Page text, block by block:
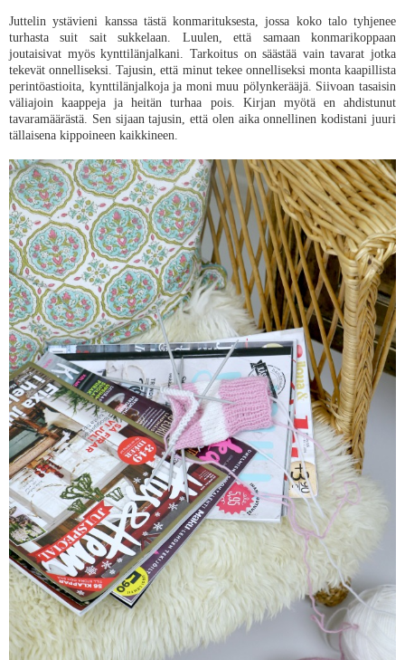
Juttelin ystävieni kanssa tästä konmarituksesta, jossa koko talo tyhjenee
turhasta suit sait sukkelaan. Luulen, että samaan konmarikoppaan
joutaisivat myös kynttilänjalkani. Tarkoitus on säästää vain tavarat jotka
tekevät onnelliseksi. Tajusin, että minut tekee onnelliseksi monta kaapillista
perintöastioita, kynttilänjalkoja ja moni muu pölynkerääjä. Siivoan tasaisin
väliajoin kaappeja ja heitän turhaa pois. Kirjan myötä en ahdistunut
tavaramäärästä. Sen sijaan tajusin, että olen aika onnellinen kodistani juuri
tällaisena kippoineen kaikkineen.